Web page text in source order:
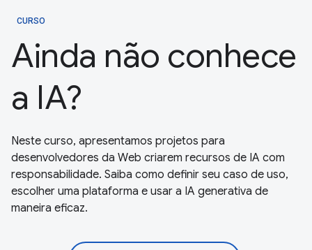
CURSO
Ainda não conhece
a IA?
Neste curso, apresentamos projetos para
desenvolvedores da Web criarem recursos de IA com
responsabilidade. Saiba como definir seu caso de uso,
escolher uma plataforma e usar a IA generativa de
maneira eficaz.